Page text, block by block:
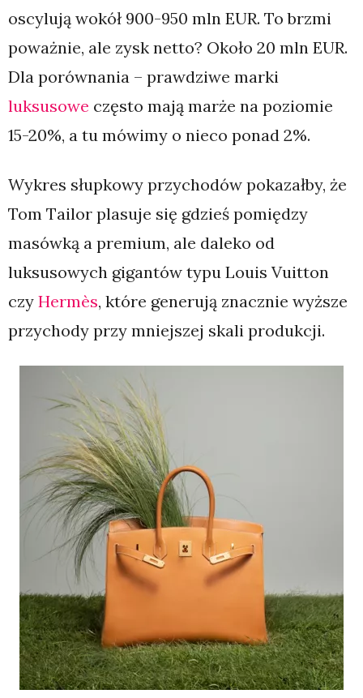
oscylują wokół 900-950 mln EUR. To brzmi
poważnie, ale zysk netto? Około 20 mln EUR.
Dla porównania – prawdziwe marki
luksusowe często mają marże na poziomie
15-20%, a tu mówimy o nieco ponad 2%.
Wykres słupkowy przychodów pokazałby, że
Tom Tailor plasuje się gdzieś pomiędzy
masówką a premium, ale daleko od
luksusowych gigantów typu Louis Vuitton
czy Hermès, które generują znacznie wyższe
przychody przy mniejszej skali produkcji.